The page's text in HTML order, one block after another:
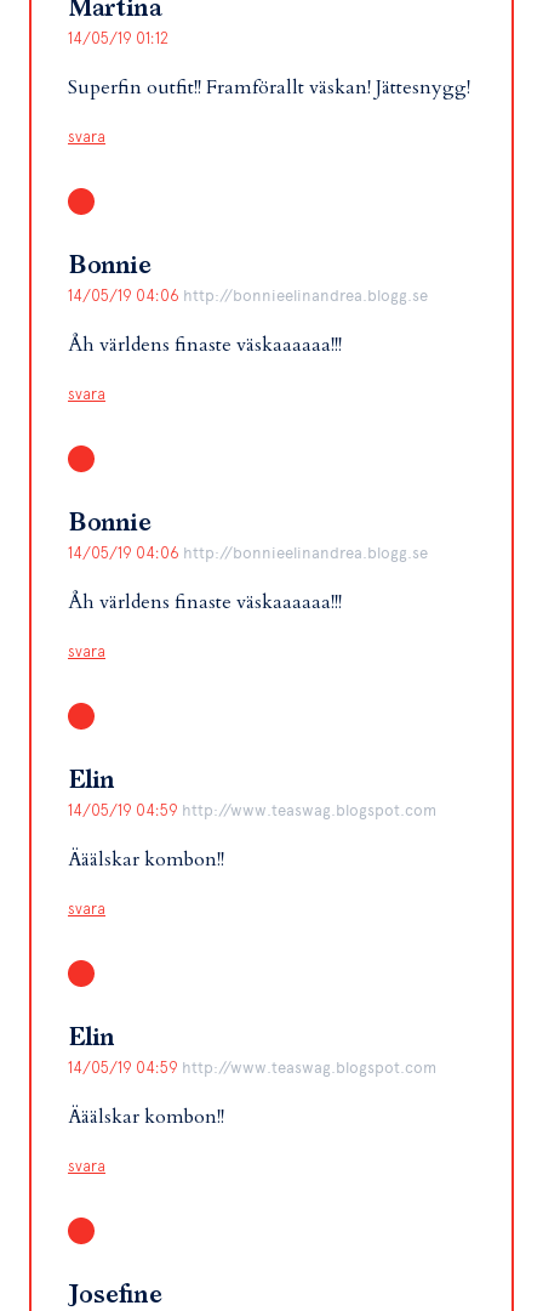
Martina
14/05/19 01:12
Superfin outfit!! Framförallt väskan! Jättesnygg!
svara
Bonnie
14/05/19 04:06 http://bonnieelinandrea.blogg.se
Åh världens finaste väskaaaaaa!!!
svara
Bonnie
14/05/19 04:06 http://bonnieelinandrea.blogg.se
Åh världens finaste väskaaaaaa!!!
svara
Elin
14/05/19 04:59 http://www.teaswag.blogspot.com
Ääälskar kombon!!
svara
Elin
14/05/19 04:59 http://www.teaswag.blogspot.com
Ääälskar kombon!!
svara
Josefine